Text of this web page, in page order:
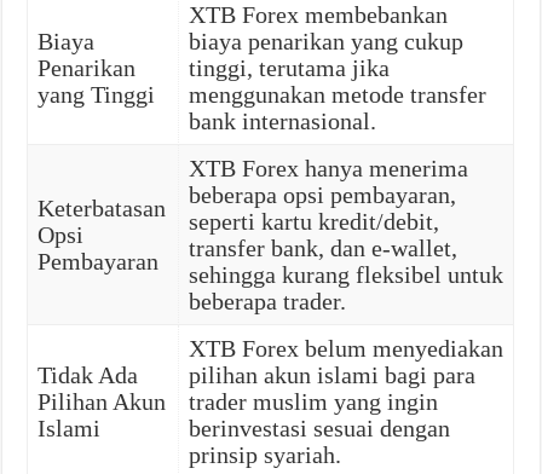
Biaya
Penarikan
yang Tinggi
XTB Forex membebankan
biaya penarikan yang cukup
tinggi, terutama jika
menggunakan metode transfer
bank internasional.
Keterbatasan
Opsi
Pembayaran
XTB Forex hanya menerima
beberapa opsi pembayaran,
seperti kartu kredit/debit,
transfer bank, dan e-wallet,
sehingga kurang fleksibel untuk
beberapa trader.
Tidak Ada
Pilihan Akun
Islami
XTB Forex belum menyediakan
pilihan akun islami bagi para
trader muslim yang ingin
berinvestasi sesuai dengan
prinsip syariah.